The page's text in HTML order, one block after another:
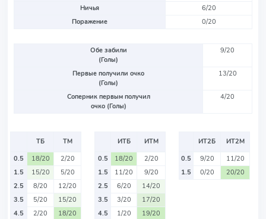
Ничья
6/20
Поражение
0/20
Обе забили
(Голы)
9/20
Первые получили очко
(Голы)
13/20
Соперник первым получил
очко (Голы)
4/20
ТБ
ТМ
0.5
18/20
2/20
1.5
15/20
5/20
2.5
8/20
12/20
3.5
5/20
15/20
4.5
2/20
18/20
ИТБ
ИТМ
0.5
18/20
2/20
1.5
11/20
9/20
2.5
6/20
14/20
3.5
3/20
17/20
4.5
1/20
19/20
ИТ2Б
ИТ2М
0.5
9/20
11/20
1.5
0/20 20/20